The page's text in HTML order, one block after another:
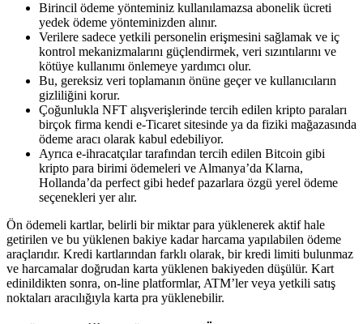
Birincil ödeme yönteminiz kullanılamazsa abonelik ücreti
yedek ödeme yönteminizden alınır.
Verilere sadece yetkili personelin erişmesini sağlamak ve iç
kontrol mekanizmalarını güçlendirmek, veri sızıntılarını ve
kötüye kullanımı önlemeye yardımcı olur.
Bu, gereksiz veri toplamanın önüne geçer ve kullanıcıların
gizliliğini korur.
Çoğunlukla NFT alışverişlerinde tercih edilen kripto paraları
birçok firma kendi e-Ticaret sitesinde ya da fiziki mağazasında
ödeme aracı olarak kabul edebiliyor.
Ayrıca e-ihracatçılar tarafından tercih edilen Bitcoin gibi
kripto para birimi ödemeleri ve Almanya’da Klarna,
Hollanda’da perfect gibi hedef pazarlara özgü yerel ödeme
seçenekleri yer alır.
Ön ödemeli kartlar, belirli bir miktar para yüklenerek aktif hale
getirilen ve bu yüklenen bakiye kadar harcama yapılabilen ödeme
araçlarıdır. Kredi kartlarından farklı olarak, bir kredi limiti bulunmaz
ve harcamalar doğrudan karta yüklenen bakiyeden düşülür. Kart
edinildikten sonra, on-line platformlar, ATM’ler veya yetkili satış
noktaları aracılığıyla karta pra yüklenebilir.